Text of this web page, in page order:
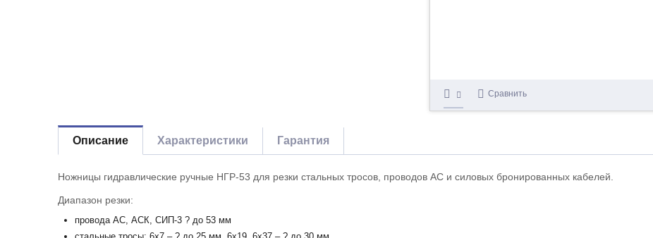
Сравнить
Описание Характеристики Гарантия
Ножницы гидравлические ручные НГР-53 для резки стальных тросов, проводов АС и силовых бронированных кабелей.
Диапазон резки:
провода АС, АСК, СИП-3 ? до 53 мм